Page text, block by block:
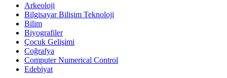
Arkeoloji
Bilgisayar Bilişim Teknoloji
Bilim
Biyografiler
Çocuk Gelişimi
Coğrafya
Computer Numerical Control
Edebiyat